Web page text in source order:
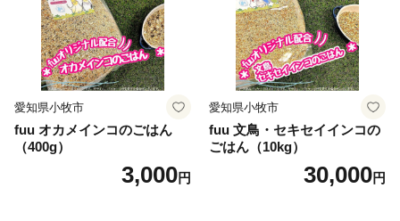
愛知県小牧市
fuu オカメインコのごはん
（400g）
3,000円
愛知県小牧市
fuu 文鳥・セキセイインコの
ごはん（10kg）
30,000円